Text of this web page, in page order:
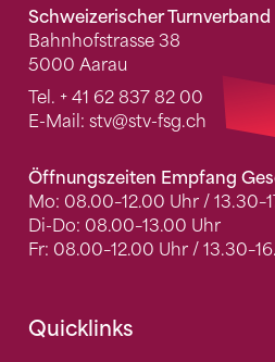
Schweizerischer Turnverband
Bahnhofstrasse 38
5000 Aarau
Tel. + 41 62 837 82 00
E-Mail: stv@stv-fsg.ch
Öffnungszeiten Empfang
Mo: 08.00–12.00 Uhr /
Di-Do: 08.00–13.00 Uhr
Fr: 08.00–12.00 Uhr /
Quicklinks